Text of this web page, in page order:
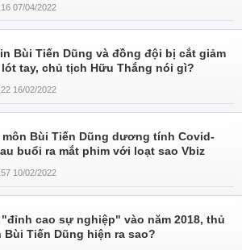
07/04/2022
Bùi Tiến Dũng và đồng đội bị cắt giảm
tay, chủ tịch Hữu Thắng nói gì?
16/02/2022
môn Bùi Tiến Dũng dương tính Covid-
buổi ra mắt phim với loạt sao Vbiz
10/02/2022
"đỉnh cao sự nghiệp" vào năm 2018, thủ
Bùi Tiến Dũng hiện ra sao?